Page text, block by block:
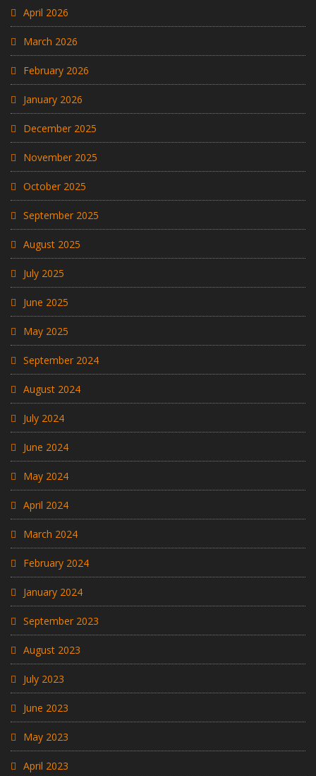
April 2026
March 2026
February 2026
January 2026
December 2025
November 2025
October 2025
September 2025
August 2025
July 2025
June 2025
May 2025
September 2024
August 2024
July 2024
June 2024
May 2024
April 2024
March 2024
February 2024
January 2024
September 2023
August 2023
July 2023
June 2023
May 2023
April 2023